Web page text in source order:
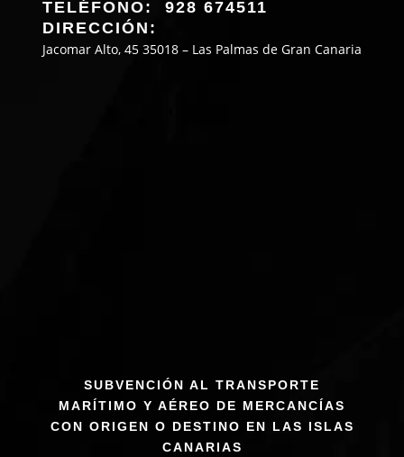
TELÉFONO: 928 674511
DIRECCIÓN:
Jacomar Alto, 45 35018 – Las Palmas de Gran Canaria
SUBVENCIÓN AL TRANSPORTE
MARÍTIMO Y AÉREO DE MERCANCÍAS
CON ORIGEN O DESTINO EN LAS ISLAS
CANARIAS